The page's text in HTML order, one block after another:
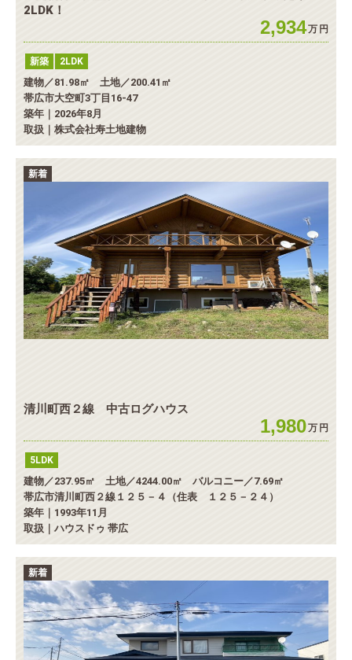
2LDK！
2,934万 円
新築 2LDK
建物／81.98㎡ 土地／200.41㎡
帯広市大空町3丁目16-47
築年｜2026年8月
取扱｜株式会社寿土地建物
新着
清川町西２線 中古ログハウス
1,980万 円
5LDK
建物／237.95㎡ 土地／4244.00㎡ バルコニー／7.69㎡
帯広市清川町西２線１２５－４（住表 １２５－２４）
築年｜1993年11月
取扱｜ハウスドゥ 帯広
新着